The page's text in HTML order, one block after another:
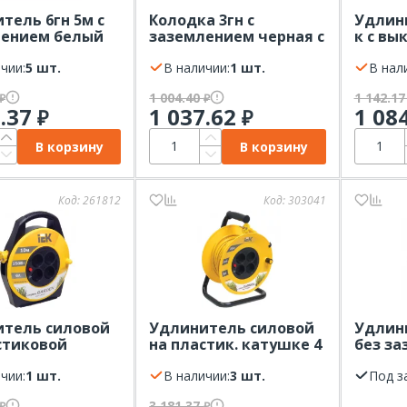
6гн 5м с
белый
5 шт.
₽
₽
В корзину
Колодка 3гн с
зазeмлением черная с
крышкой 16А IP44
Омега РБ33-1-0м IEK
В наличии:
1 шт.
1 004.40₽
1 037.62₽
В корзину
к с
В
1
1
Код:261812
силовой
закрытом
с выкл. Garden
1 шт.
Код:303041
Удлинитель силовой
на пластик. катушке 4
2x0,75 с
термозащитой Garden
В наличии:
3 шт.
без
Под